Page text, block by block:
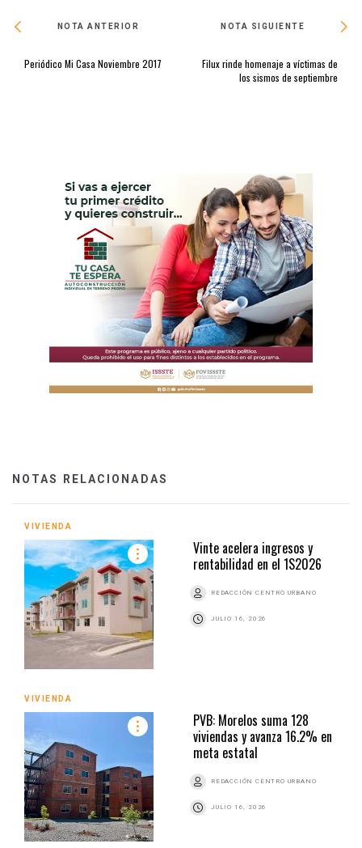
NOTA ANTERIOR
Periódico Mi Casa Noviembre 2017
NOTA SIGUIENTE
Filux rinde homenaje a víctimas de
los sismos de septiembre
NOTAS RELACIONADAS
VIVIENDA
Vinte acelera ingresos y
rentabilidad en el 1S2026
REDACCIÓN CENTRO URBANO
JULIO 16, 2026
VIVIENDA
PVB: Morelos suma 128
viviendas y avanza 16.2% en
meta estatal
REDACCIÓN CENTRO URBANO
JULIO 16, 2026